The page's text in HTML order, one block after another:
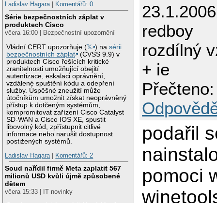
Ladislav Hagara| Komentářů: 0
Série bezpečnostních záplat v
produktech Cisco
včera 16:00 | Bezpečnostní upozornění
Vládní CERT upozorňuje (𝕏 ) nasérii
bezpečnostních záplat
(CVSS 9.9) v
produktech Cisco řešících kritické
zranitelnosti umožňující obejití
autentizace, eskalaci oprávnění,
vzdálené spuštění kódu a odepření
služby. Úspěšné zneužití může
útočníkům umožnit získat neoprávněný
přístup k dotčeným systémům,
kompromitovat zařízení Cisco Catalyst
SD-WAN a Cisco IOS XE, spustit
libovolný kód, zpřístupnit citlivé
informace nebo narušit dostupnost
postižených systémů.
Ladislav Hagara| Komentářů: 2
Soud nařídil firmě Meta zaplatit 567
milionů USD kvůli újmě způsobené
dětem
včera 15:33 | IT novinky
redboy
rozdílný
+ ie
podařil
pomoci